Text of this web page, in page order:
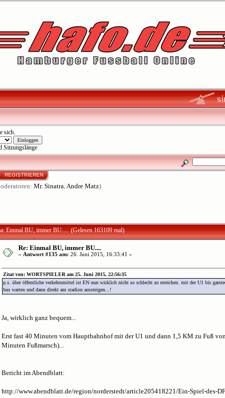
sich.
Sitzungslänge
REGISTRIEREN
Mr. Sinatra,Andre Matz)
Einmal BU, immer BU.... (Gelesen 163109 mal)
Re: Einmal BU, immer BU....
« Antwort #135 am: 26. Juni 2015, 16:33:41 »
Zitat von: WORTSPIELER am 25. Juni 2015, 22:56:35
p.s. über öffentliche verkehrsmittel ist EN nun wirklich nicht so schlecht zu erreichen. mit der U1 bis
bus warten und dann direkt am stadion aussteigen...!
Ja, wirklich ganz bequem...
Erst fast 40 Minuten vom Hauptbahnhof mit der U1 und dann 1,5 KM zu Fuß
Minuten Fußmarsch)...
Bericht im Abendblatt:
http://www.abendblatt.de/region/norderstedt/article205418221/Ein-Spiel-des-